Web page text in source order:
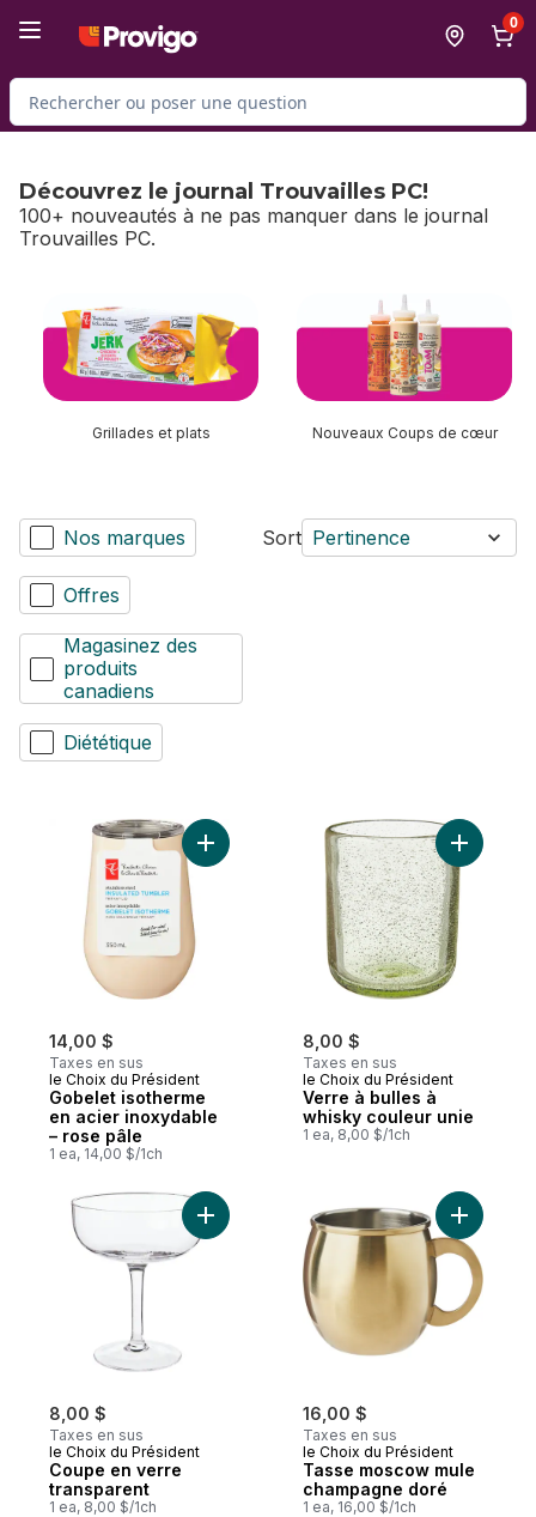
0
Rechercher des produits
Découvrez le journal Trouvailles PC!
100+ nouveautés à ne pas manquer dans le journal
Trouvailles PC.
sauter Découvrez le journal Trouvailles PC!
Grillades et plats Nouveaux Coups de cœur
Nos marques
Offres
Magasinez des
produits
canadiens
Diététique
Sort Pertinence
14,00 $
Taxes en sus
le Choix du Président
Gobelet isotherme
en acier inoxydable
– rose pâle
1 ea, 14,00 $/1ch
Ajouter Gobelet isotherme en acier
8,00 $
Taxes en sus
le Choix du Président
Verre à bulles à
whisky couleur unie
1 ea, 8,00 $/1ch
Ajouter
8,00 $
Taxes en sus
le Choix du Président
Coupe en verre
transparent
1 ea, 8,00 $/1ch
Ajouter Coupe en verre transparent au
16,00 $
Taxes en sus
le Choix du Président
Tasse moscow mule
champagne doré
1 ea, 16,00 $/1ch
Ajouter